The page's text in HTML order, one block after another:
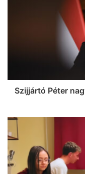
Szijjártó Péter